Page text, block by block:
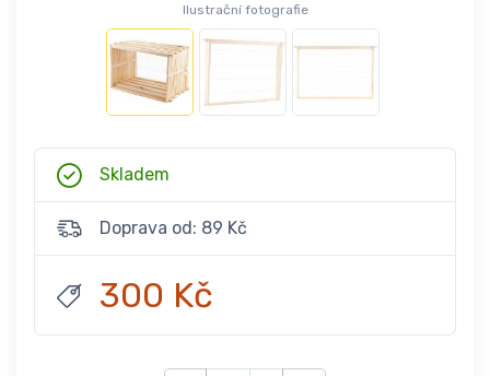
Ilustrační fotografie
Skladem
Doprava od: 89 Kč
300 Kč